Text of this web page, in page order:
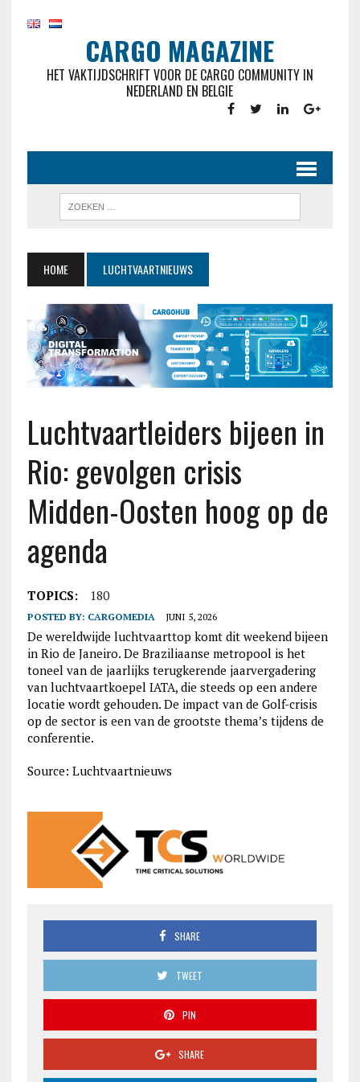
CARGO MAGAZINE
HET VAKTIJDSCHRIFT VOOR DE CARGO COMMUNITY IN
NEDERLAND EN BELGIE
HOME LUCHTVAARTNIEUWS
Luchtvaartleiders bijeen in
Rio: gevolgen crisis
Midden-Oosten hoog op de
agenda
TOPICS: 180
POSTED BY: CARGOMEDIA JUNI 5, 2026
De wereldwijde luchtvaarttop komt dit weekend bijeen
in Rio de Janeiro. De Braziliaanse metropool is het
toneel van de jaarlijks terugkerende jaarvergadering
van luchtvaartkoepel IATA, die steeds op een andere
locatie wordt gehouden. De impact van de Golf-crisis
op de sector is een van de grootste thema’s tijdens de
conferentie.
Source: Luchtvaartnieuws
SHARE
TWEET
PIN
SHARE